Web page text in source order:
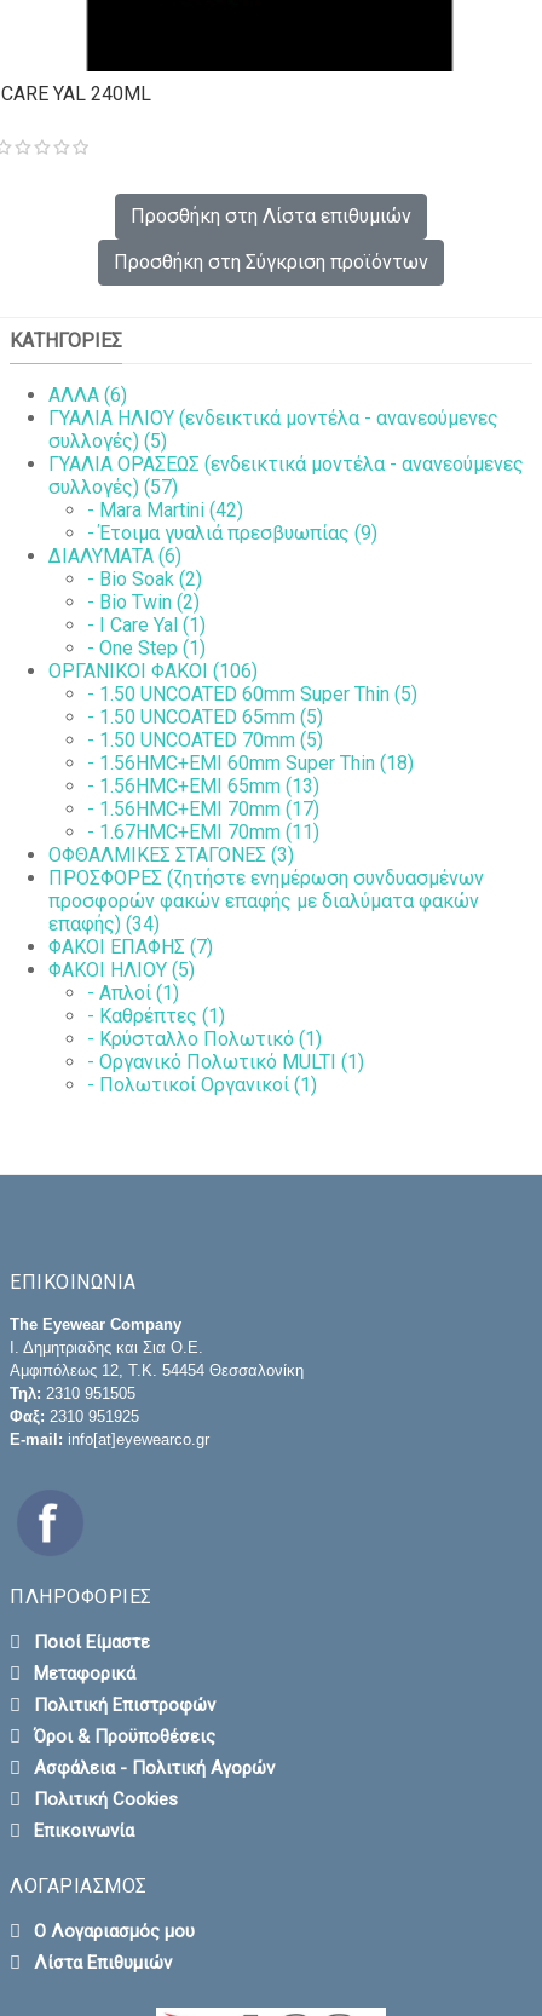
YAL 240ML
Προσθήκη στη Λίστα επιθυμιών
Προσθήκη στη Σύγκριση προϊόντων
ΚΑΤΗΓΟΡΙΕΣ
ΑΛΛΑ (6)
ΓΥΑΛΙΑ ΗΛΙΟΥ (ενδεικτικά μοντέλα - ανανεούμενες
συλλογές) (5)
ΓΥΑΛΙΑ ΟΡΑΣΕΩΣ (ενδεικτικά μοντέλα - ανανεούμενες
συλλογές) (57)
- Mara Martini (42)
- Έτοιμα γυαλιά πρεσβυωπίας (9)
ΔΙΑΛΥΜΑΤΑ (6)
- Bio Soak (2)
- Bio Twin (2)
- I Care Yal (1)
- One Step (1)
ΟΡΓΑΝΙΚΟΙ ΦΑΚΟΙ (106)
- 1.50 UNCOATED 60mm Super Thin (5)
- 1.50 UNCOATED 65mm (5)
- 1.50 UNCOATED 70mm (5)
- 1.56HMC+EMI 60mm Super Thin (18)
- 1.56HMC+EMI 65mm (13)
- 1.56HMC+EMI 70mm (17)
- 1.67HMC+EMI 70mm (11)
ΟΦΘΑΛΜΙΚΕΣ ΣΤΑΓΟΝΕΣ (3)
ΠΡΟΣΦΟΡΕΣ (ζητήστε ενημέρωση συνδυασμένων
προσφορών φακών επαφής με διαλύματα φακών
επαφής) (34)
ΦΑΚΟΙ ΕΠΑΦΗΣ (7)
ΦΑΚΟΙ ΗΛΙΟΥ (5)
- Απλοί (1)
- Καθρέπτες (1)
- Κρύσταλλο Πολωτικό (1)
- Οργανικό Πολωτικό MULTI (1)
- Πολωτικοί Οργανικοί (1)
ΕΠΙΚΟΙΝΩΝΙΑ
The Eyewear Company
Ι. Δημητριαδης και Σια Ο.Ε.
Αμφιπόλεως 12, Τ.Κ. 54454 Θεσσαλονίκη
Τηλ: 2310 951505
Φαξ: 2310 951925
E-mail: info[at]eyewearco.gr
ΠΛΗΡΟΦΟΡΙΕΣ
Ποιοί Είμαστε
Μεταφορικά
Πολιτική Επιστροφών
Όροι & Προϋποθέσεις
Ασφάλεια - Πολιτική Αγορών
Πολιτική Cookies
Επικοινωνία
ΛΟΓΑΡΙΑΣΜΟΣ
Ο Λογαριασμός μου
Λίστα Επιθυμιών